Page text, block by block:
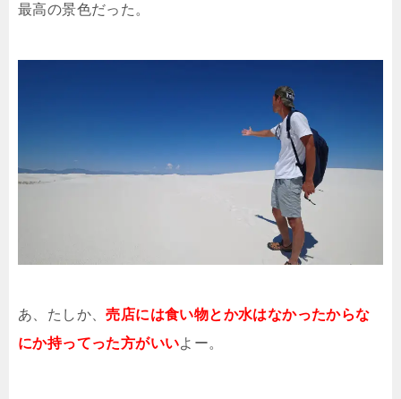
最高の景色だった。
あ、たしか、売店には食い物とか水はなかったからな
にか持ってった方がいいよー。